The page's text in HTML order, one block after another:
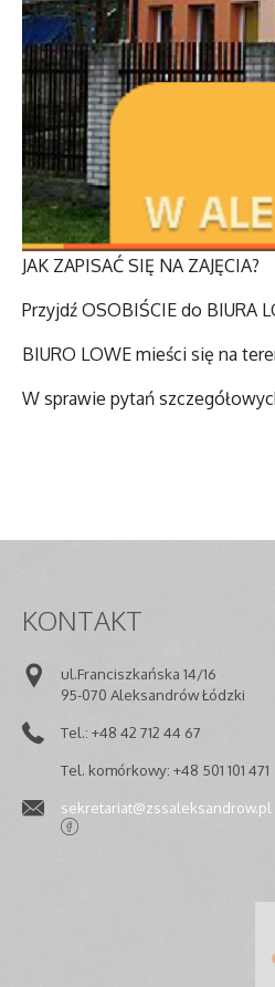
JAK ZAPISAĆ SIĘ NA ZAJĘCIA?
Przyjdź OSOBIŚCIE do BIURA
BIURO LOWE mieści się na
W sprawie pytań
KONTAKT
ul.Franciszkańska 14/16
95-070 Aleksandrów Łódzki
Tel.: +48 42 712 44 67
Tel. komórkowy: +48 501 101 471
sekretariat@zssaleksandrow.pl